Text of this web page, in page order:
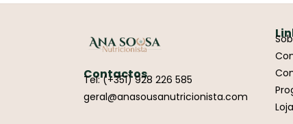
Contactos
Tel: (+351) 928 226 585
geral@anasousanutricionista.com
Loja